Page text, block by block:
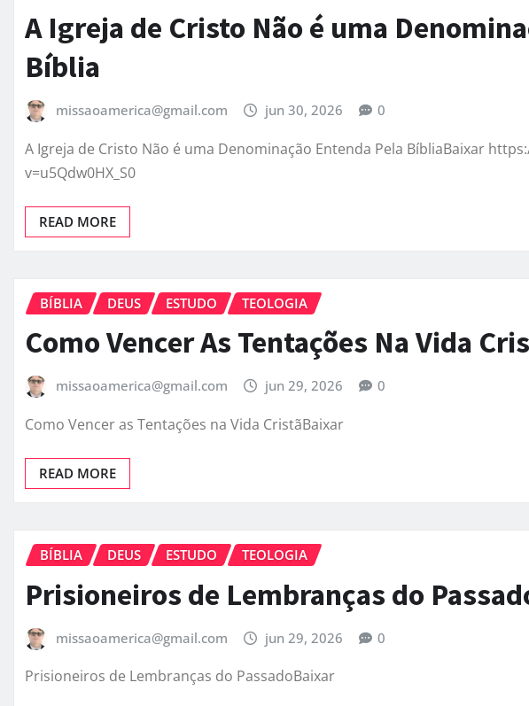
A Igreja de Cristo Não é uma
Bíblia
missaoamerica@gmail.com jun 30, 2026 0
A Igreja de Cristo Não é uma Denominação Entenda Pela BíbliaBaixar
v=u5Qdw0HX_S0
READ MORE
BÍBLIA DEUS ESTUDO TEOLOGIA
Como Vencer As Tentações Na Vida
missaoamerica@gmail.com jun 29, 2026 0
Como Vencer as Tentações na Vida CristãBaixar
READ MORE
BÍBLIA DEUS ESTUDO TEOLOGIA
Prisioneiros de Lembranças do
missaoamerica@gmail.com jun 29, 2026 0
Prisioneiros de Lembranças do PassadoBaixar